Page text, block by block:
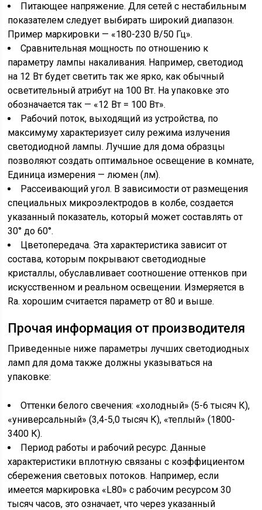
Питающее напряжение. Для сетей с нестабильным
показателем следует выбирать широкий диапазон.
Пример маркировки — «180-230 В/50 Гц».
Сравнительная мощность по отношению к
параметру лампы накаливания. Например, светодиод
на 12 Вт будет светить так же ярко, как обычный
осветительный атрибут на 100 Вт. На упаковке это
обозначается так — «12 Вт = 100 Вт».
Рабочий поток, выходящий из устройства, по
максимуму характеризует силу режима излучения
светодиодной лампы. Лучшие для дома образцы
позволяют создать оптимальное освещение в комнате,
Единица измерения — люмен (лм).
Рассеивающий угол. В зависимости от размещения
специальных микроэлектродов в колбе, создается
указанный показатель, который может составлять от
30° до 60°.
Цветопередача. Эта характеристика зависит от
состава, которым покрывают светодиодные
кристаллы, обуславливает соотношение оттенков при
искусственном и реальном освещении. Измеряется в
Ra. хорошим считается параметр от 80 и выше.
Прочая информация от производителя
Приведенные ниже параметры лучших светодиодных
ламп для дома также должны указываться на
упаковке:
Оттенки белого свечения: «холодный» (5-6 тысяч К),
«универсальный» (3,4-5,0 тысяч К), «теплый» (1800-
3400 К).
Период работы и рабочий ресурс. Данные
характеристики вплотную связаны с коэффициентом
сбережения световых потоков. Например, если
имеется маркировка «L80» с рабочим ресурсом 30
тысяч часов, это означает, что через указанный